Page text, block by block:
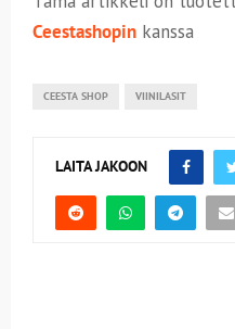
Ceestashopin kanssa
CEESTA SHOP VIINILASIT
LAITA JAKOON